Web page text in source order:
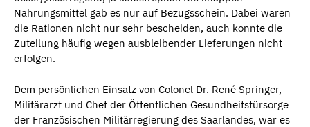
Nahrungsmittel gab es nur auf Bezugsschein. Dabei waren
die Rationen nicht nur sehr bescheiden, auch konnte die
Zuteilung häufig wegen ausbleibender Lieferungen nicht
erfolgen.
Dem persönlichen Einsatz von Colonel Dr. René Springer,
Militärarzt und Chef der Öffentlichen Gesundheitsfürsorge
der Französischen Militärregierung des Saarlandes, war es